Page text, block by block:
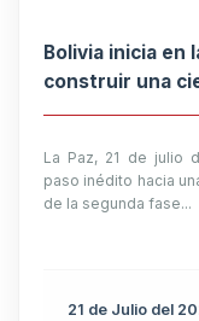
Bolivia inicia en
construir una
La Paz, 21 de julio
paso inédito hacia
de la segunda fase...
21 de Julio del